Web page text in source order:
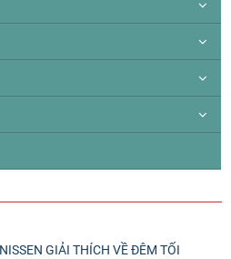
GIẢI THÍCH VỀ ĐÊM TỐI